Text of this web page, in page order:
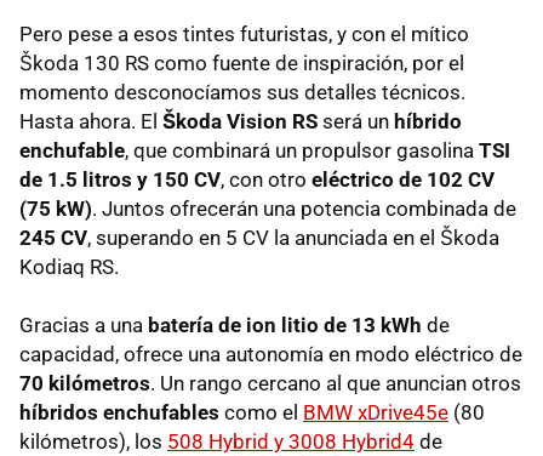
Pero pese a esos tintes futuristas, y con el mítico
Škoda 130 RS como fuente de inspiración, por el
momento desconocíamos sus detalles técnicos.
Hasta ahora. El Škoda Vision RS será un híbrido
enchufable, que combinará un propulsor gasolina TSI
de 1.5 litros y 150 CV, con otro eléctrico de 102 CV
(75 kW). Juntos ofrecerán una potencia combinada de
245 CV, superando en 5 CV la anunciada en el Škoda
Kodiaq RS.
Gracias a una batería de ion litio de 13 kWh de
capacidad, ofrece una autonomía en modo eléctrico de
70 kilómetros. Un rango cercano al que anuncian otros
híbridos enchufables como el BMW xDrive45e (80
kilómetros), los 508 Hybrid y 3008 Hybrid4 de